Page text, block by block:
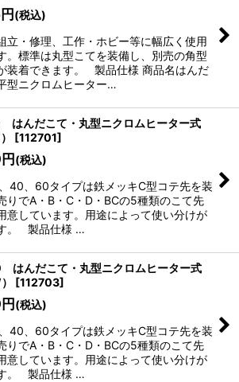
円(税込)
立・修理、工作・ホビー等に幅広く使用
。標準は丸型こてを装備し、別売の角型
装着できます。 製品仕様 商品名はんだ
型ニクロムヒーター…
んだこて・丸型ニクロムヒーター式
[112701]
円(税込)
40、60タイプは鉄メッキC型コテ先を装
りでA・B・C・D・BCの5種類のこて先
意しています。用途によって使い分けが
。 製品仕様 …
んだこて・丸型ニクロムヒーター式
[112703]
円(税込)
40、60タイプは鉄メッキC型コテ先を装
りでA・B・C・D・BCの5種類のこて先
意しています。用途によって使い分けが
。 製品仕様 …